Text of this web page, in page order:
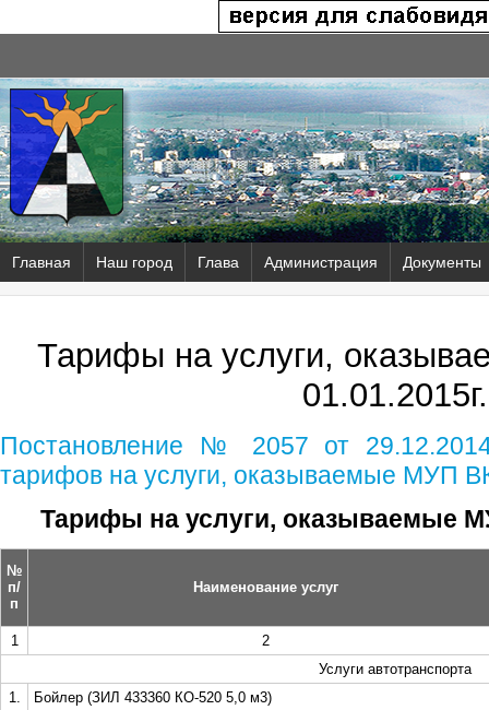
Главная Наш город Глава Администрация Документы
Тарифы на услуги,
01.01.2015г.
Постановление № 2057 от
тарифов на услуги, оказываемые МУП
Тарифы на услуги, оказываемые
№
п/
п
Наименование услуг
1
2
Услуги автотранспорта
1.
Бойлер (ЗИЛ 433360 КО-520 5,0 м3)